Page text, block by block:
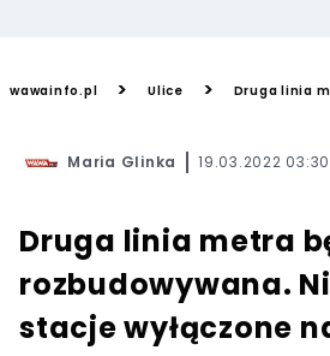
wawainfo.pl > Ulice > Druga linia
Maria Glinka 19.03.2022 03:30
Druga linia metra
rozbudowywana.
stacje wyłączone